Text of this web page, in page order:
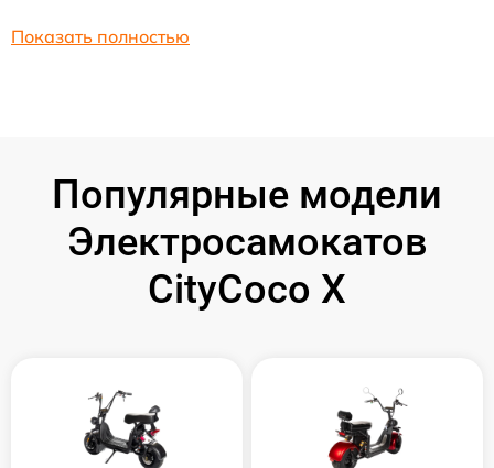
Показать полностью
Популярные модели
Электросамокатов
CityCoco X